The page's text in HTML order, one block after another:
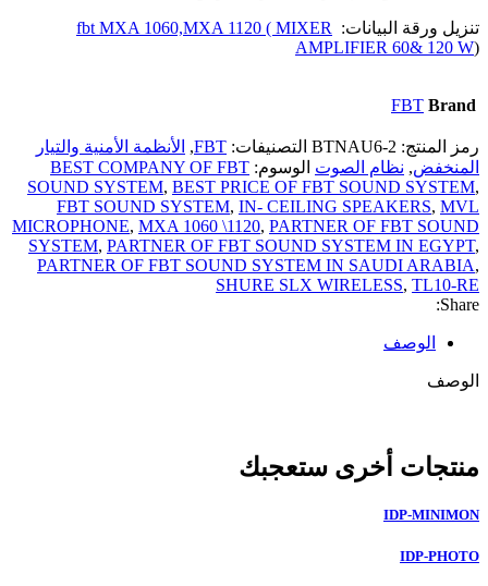
تنزيل ورقة البيانات:
fbt MXA 1060,MXA 1120 ( MIXER
AMPLIFIER 60& 120 W)
Brand
FBT
رمز المنتج: BTNAU6-2 التصنيفات: FBT
, الأنظمة الأمنية والتيار
المنخفض, نظام الصوت الوسوم: BEST COMPANY OF FBT
SOUND SYSTEM, BEST PRICE OF FBT SOUND SYSTEM,
FBT SOUND SYSTEM, IN- CEILING SPEAKERS, MVL
MICROPHONE, MXA 1060 \1120, PARTNER OF FBT SOUND
SYSTEM, PARTNER OF FBT SOUND SYSTEM IN EGYPT,
PARTNER OF FBT SOUND SYSTEM IN SAUDI ARABIA,
SHURE SLX WIRELESS, TL10-RE
Share:
الوصف
الوصف
منتجات أخرى ستعجبك
IDP-MINIMON
IDP-PHOTO